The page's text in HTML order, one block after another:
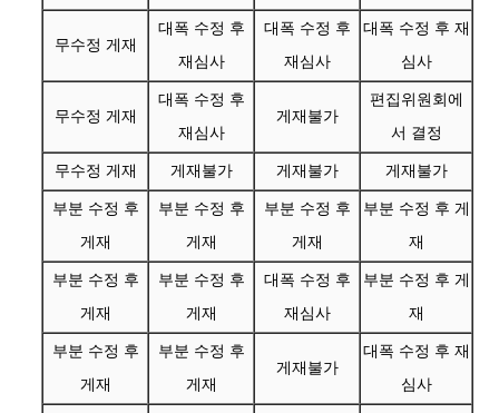
무수정 게재
대폭 수정 후
재심사
대폭 수정 후
재심사
대폭 수정 후 재
심사
무수정 게재
대폭 수정 후
재심사
게재불가
편집위원회에
서 결정
무수정 게재 게재불가 게재불가 게재불가
부분 수정 후
게재
부분 수정 후
게재
부분 수정 후
게재
부분 수정 후 게
재
부분 수정 후
게재
부분 수정 후
게재
대폭 수정 후
재심사
부분 수정 후 게
재
부분 수정 후
게재
부분 수정 후
게재
게재불가
대폭 수정 후 재
심사